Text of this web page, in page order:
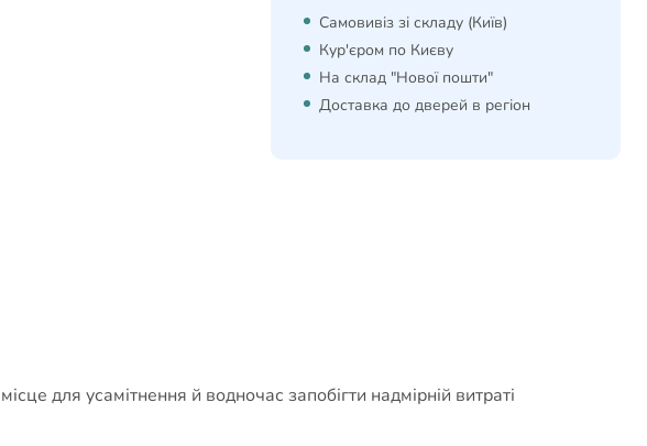
Самовивіз зі складу (Київ)
Кур'єром по Києву
На склад "Нової пошти"
Доставка до дверей в регіон
для усамітнення й водночас запобігти надмірній витраті